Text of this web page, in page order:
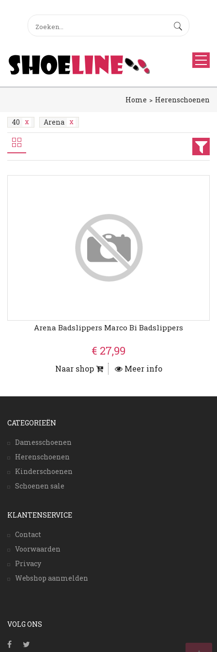
Home Herenschoenen
40 Arena
Arena Badslippers Marco Bi Badslippers
€ 27,99
Naar shop Meer info
CATEGORIEËN
Damesschoenen
Herenschoenen
Kinderschoenen
Schoenen sale
KLANTENSERVICE
Contact
Voorwaarden
Privacy
Webshop aanmelden
VOLG ONS